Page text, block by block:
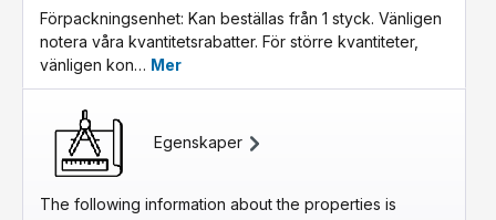
Förpackningsenhet: Kan beställas från 1 styck. Vänligen
notera våra kvantitetsrabatter. För större kvantiteter,
vänligen kon… Mer
Egenskaper
The following information about the properties is